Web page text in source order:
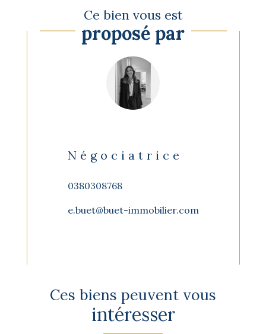
Ce bien vous est
proposé par
Négociatrice
0380308768
e.buet@buet-immobilier.com
Ces biens peuvent vous
intéresser